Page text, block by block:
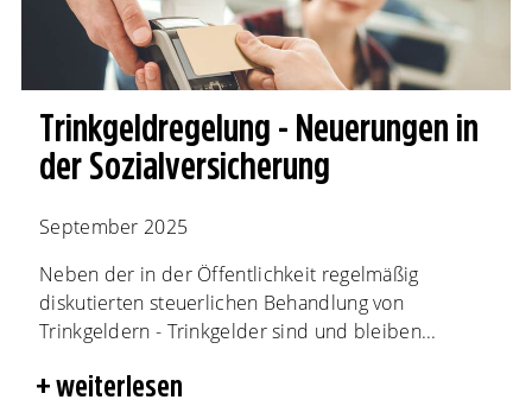
Trinkgeldregelung - Neuerungen in
der Sozialversicherung
September 2025
Neben der in der Öffentlichkeit regelmäßig
diskutierten steuerlichen Behandlung von
Trinkgeldern - Trinkgelder sind und bleiben...
weiterlesen